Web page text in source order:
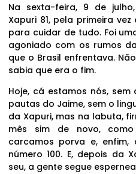
Na sexta-feira, 9 de
Xapuri 81, pela primeira
para cuidar de tudo. Foi
agoniado com os rumos
que o Brasil enfrentava.
sabia que era o fim.
Hoje, cá estamos nós,
pautas do Jaime, sem o
da Xapuri, mas na labuta,
mês sim de novo, como
carcamos porva e, enfim,
número 100. E, depois da
seu, a gente segue